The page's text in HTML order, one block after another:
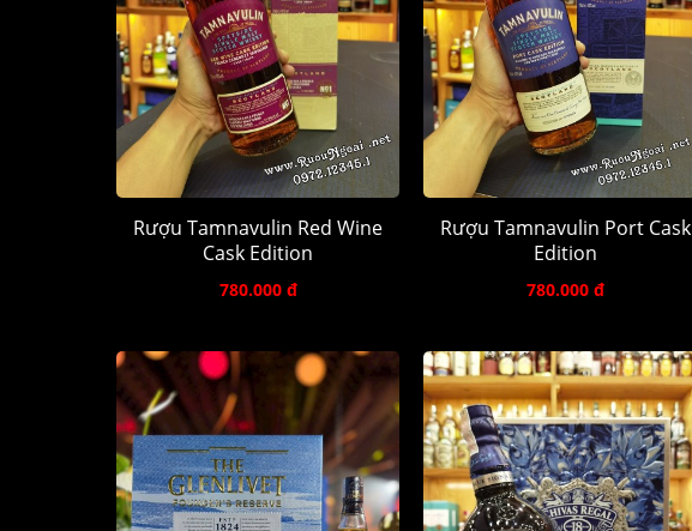
Rượu Tamnavulin Red Wine
Cask Edition
780.000 đ
Rượu Tamnavulin Port Cask
Edition
780.000 đ